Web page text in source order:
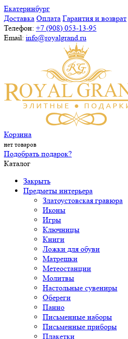
Екатеринбург
Доставка Оплата Гарантия и возврат
Телефон: +7 (908) 053-13-95
Email: info@royalgrand.ru
Корзина
нет товаров
Подобрать подарок?
Каталог
Закрыть
Предметы интерьера
Златоустовская гравюра
Иконы
Игры
Ключницы
Книги
Ложки для обуви
Матрешки
Метеостанции
Молитвы
Настольные сувениры
Обереги
Панно
Письменные наборы
Письменные приборы
Плакетки